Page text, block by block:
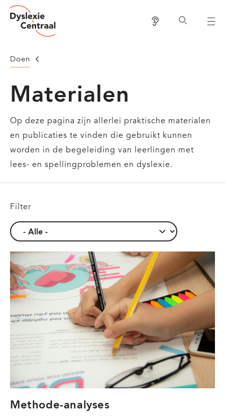
Overslaan
de
inhoud
gaan
Centraal
Lees voorZoeken
Homepage
Doen
Materialen
Op deze pagina zijn allerlei praktische materialen
en publicaties te vinden die gebruikt kunnen
worden in de begeleiding van leerlingen met
lees- en spellingproblemen en dyslexie.
Filter
Methode-analyses